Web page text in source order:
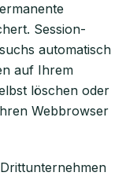
Session-
automatisch
auf Ihrem
löschen oder
Webbrowser